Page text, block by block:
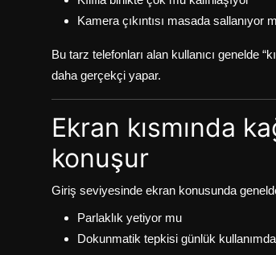
Kamera çıkıntısı masada sallanıyor
Bu tarz telefonları alan kullanıcı genelde
daha gerçekçi yapar.
Ekran kısmında
konuşur
Giriş seviyesinde ekran konusunda
Parlaklık yetiyor mu
Dokunmatik tepkisi günlük